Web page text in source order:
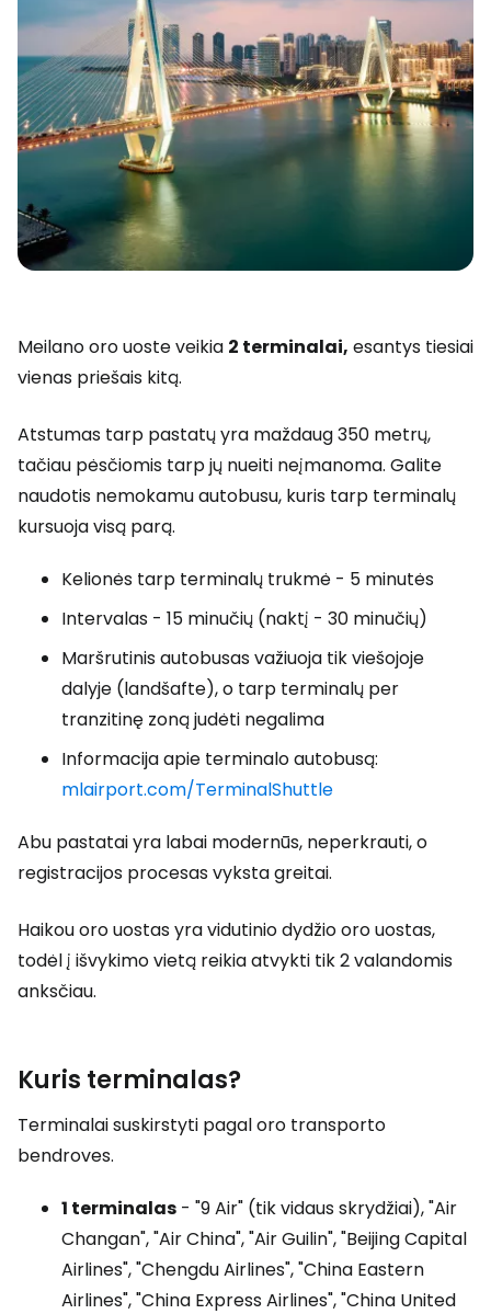
Meilano oro uoste veikia 2 terminalai, esantys tiesiai
vienas priešais kitą.
Atstumas tarp pastatų yra maždaug 350 metrų,
tačiau pėsčiomis tarp jų nueiti neįmanoma. Galite
naudotis nemokamu autobusu, kuris tarp terminalų
kursuoja visą parą.
Kelionės tarp terminalų trukmė - 5 minutės
Intervalas - 15 minučių (naktį - 30 minučių)
Maršrutinis autobusas važiuoja tik viešojoje
dalyje (landšafte), o tarp terminalų per
tranzitinę zoną judėti negalima
Informacija apie terminalo autobusą:
mlairport.com/TerminalShuttle
Abu pastatai yra labai modernūs, neperkrauti, o
registracijos procesas vyksta greitai.
Haikou oro uostas yra vidutinio dydžio oro uostas,
todėl į išvykimo vietą reikia atvykti tik 2 valandomis
anksčiau.
Kuris terminalas?
Terminalai suskirstyti pagal oro transporto
bendroves.
1 terminalas - "9 Air" (tik vidaus skrydžiai), "Air
Changan", "Air China", "Air Guilin", "Beijing Capital
Airlines", "Chengdu Airlines", "China Eastern
Airlines", "China Express Airlines", "China United